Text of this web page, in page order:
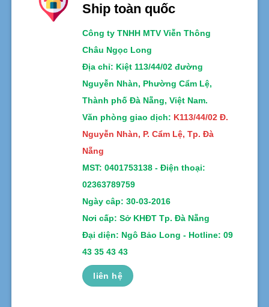
Ship toàn quốc
Công ty TNHH MTV Viễn Thông
Châu Ngọc Long
Địa chỉ: Kiệt 113/44/02 đường
Nguyễn Nhàn, Phường Cẩm Lệ,
Thành phố Đà Nẵng, Việt Nam.
Văn phòng giao dịch: K113/44/02 Đ.
Nguyễn Nhàn, P. Cẩm Lệ, Tp. Đà
Nẵng
MST: 0401753138 - Điện thoại:
02363789759
Ngày câp: 30-03-2016
Nơi cấp: Sở KHĐT Tp. Đà Nẵng
Đại diện: Ngô Bảo Long - Hotline: 09
43 35 43 43
liên hệ